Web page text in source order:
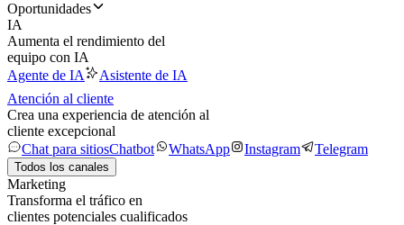
Oportunidades
IA
Aumenta el rendimiento del
equipo con IA
Agente de IA
Asistente de IA
Atención al cliente
Crea una experiencia de atención al
cliente excepcional
Chat para sitiosChatbot WhatsApp Instagram Telegram
Todos los canales
Marketing
Transforma el tráfico en
clientes potenciales cualificados